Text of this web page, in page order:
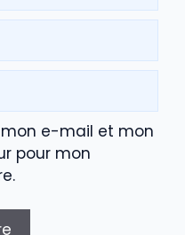
mon e-mail et mon
pour mon